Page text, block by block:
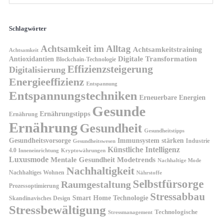
Schlagwörter
Achtsamkeit Achtsamkeit im Alltag Achtsamkeitstraining
Antioxidantien Blockchain-Technologie Digitale Transformation
Digitalisierung Effizienzsteigerung
Energieeffizienz Entspannung
Entspannungstechniken Erneuerbare Energien
Ernährung Ernährungstipps Gesunde
Ernährung Gesundheit Gesundheitstipps
Gesundheitsvorsorge Gesundheitswesen Immunsystem stärken Industrie
4.0 Inneneinrichtung Kryptowährungen Künstliche Intelligenz
Luxusmode Mentale Gesundheit Modetrends Nachhaltige Mode
Nachhaltiges Wohnen Nachhaltigkeit Nährstoffe
Prozessoptimierung Raumgestaltung Selbstfürsorge
Skandinavisches Design Smart Home Technologie Stressabbau
Stressbewältigung Stressmanagement Technologische